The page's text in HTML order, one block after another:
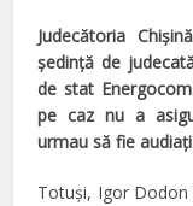
Judecătoria
şedinţă de
de stat
pe caz nu a
urmau să fie
Totuşi, Igor